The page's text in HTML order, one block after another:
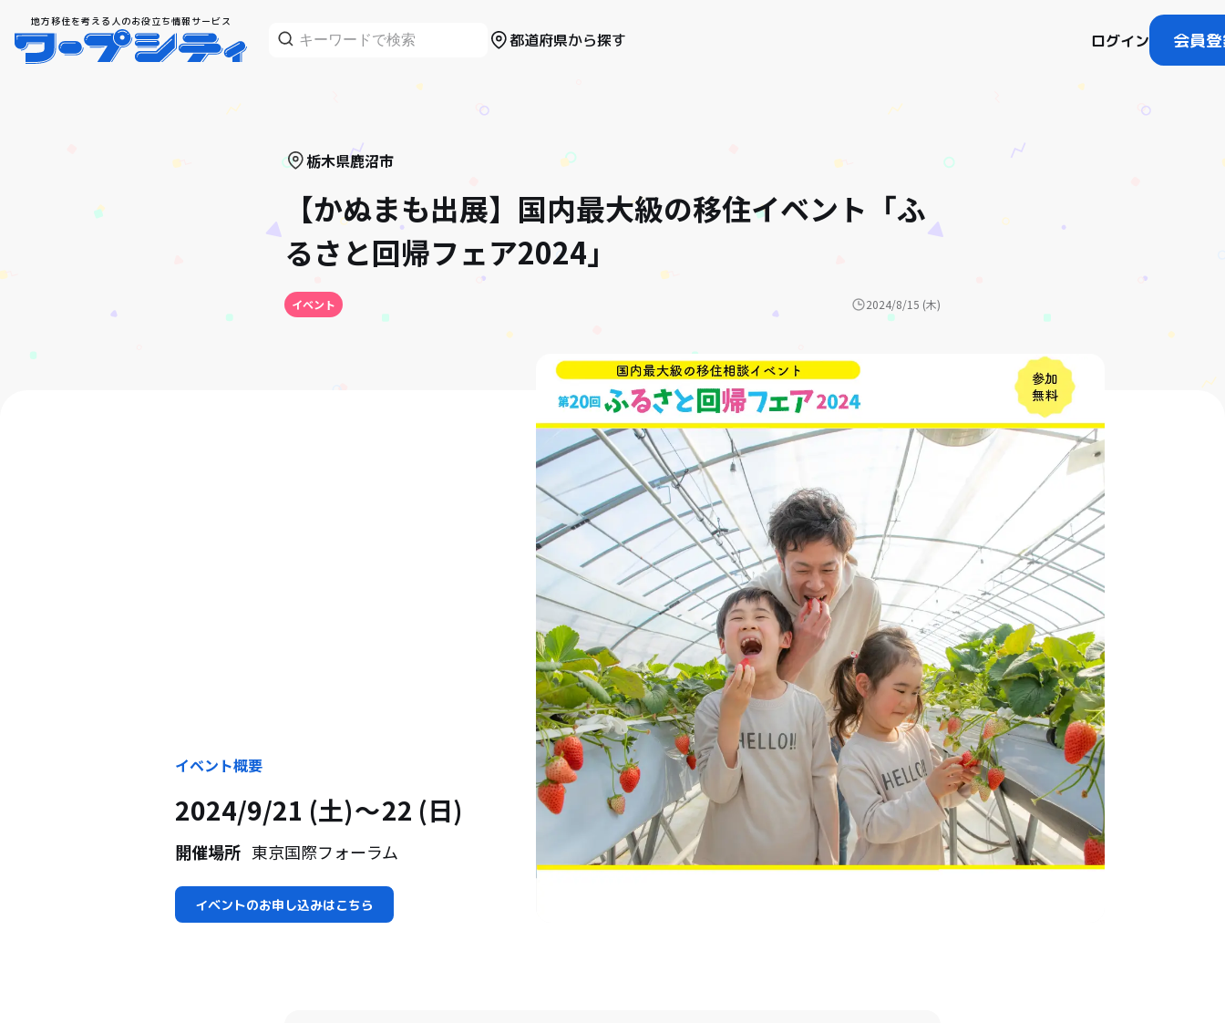
地方移住を考える人のお役立ち情報サービス
都道府県から探す ログイン 会員
栃木県鹿沼市
【かぬまも出展】国内最大級の移住イベント「ふ
るさと回帰フェア2024」
イベント 2024/8/15 (木)
イベント概要
2024/9/21 (土) 22 (日)
開催場所 東京国際フォーラム
イベントのお申し込みはこちら